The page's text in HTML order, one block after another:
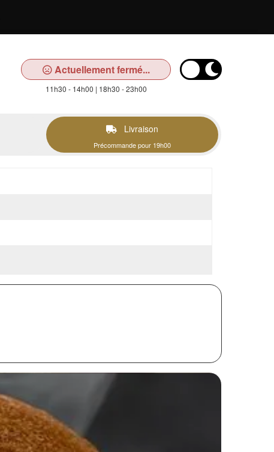
Actuellement fermé...
11h30 - 14h00 | 18h30 - 23h00
Livraison
Précommande pour 19h00